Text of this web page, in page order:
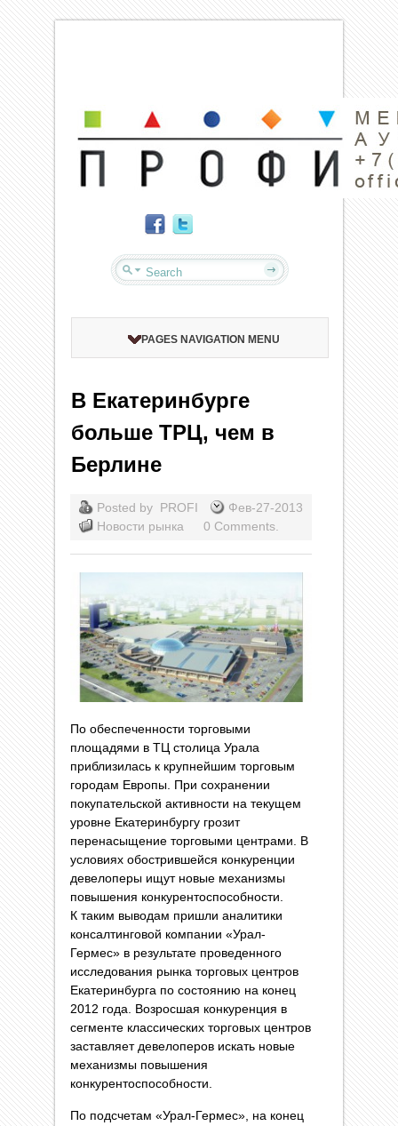
PAGES NAVIGATION MENU
В Екатеринбурге
больше ТРЦ, чем в
Берлине
Posted by PROFI
Фев-27-2013
Новости рынка
0 Comments.
По обеспеченности торговыми
площадями в ТЦ столица Урала
приблизилась к крупнейшим торговым
городам Европы. При сохранении
покупательской активности на текущем
уровне Екатеринбургу грозит
перенасыщение торговыми центрами. В
условиях обострившейся конкуренции
девелоперы ищут новые механизмы
повышения конкурентоспособности.
К таким выводам пришли аналитики
консалтинговой компании «Урал-
Гермес» в результате проведенного
исследования рынка торговых центров
Екатеринбурга по состоянию на конец
2012 года. Возросшая конкуренция в
сегменте классических торговых центров
заставляет девелоперов искать новые
механизмы повышения
конкурентоспособности.
По подсчетам «Урал-Гермес», на конец